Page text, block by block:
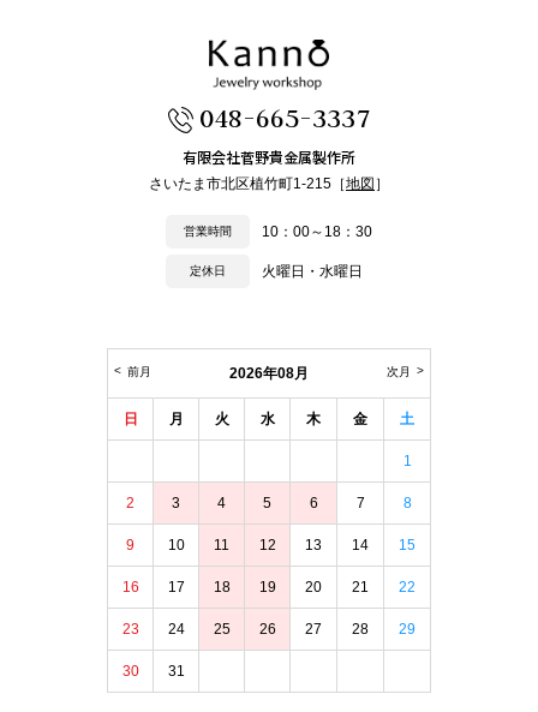
048-665-3337
有限会社菅野貴金属製作所
さいたま市北区植竹町1-215［地図 ］
営業時間 10：00～18：30
定休日 火曜日・水曜日
2026年08月
前月 次月
日 月 火 水 木 金 土
1
2 3 4 5 6 7 8
9 10 11 12 13 14 15
16 17 18 19 20 21 22
23 24 25 26 27 28 29
30 31